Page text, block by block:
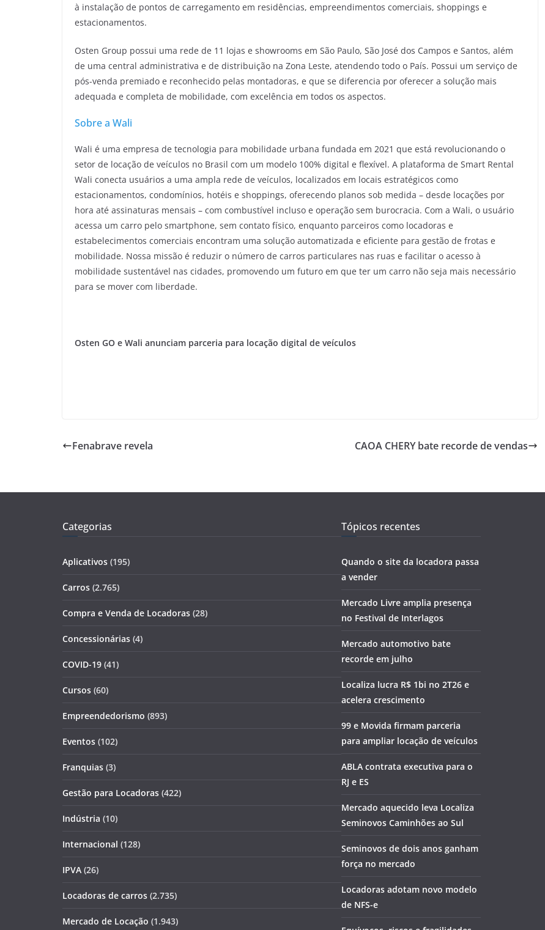
à instalação de pontos de carregamento em residências, empreendimentos comerciais, shoppings e
estacionamentos.
Osten Group possui uma rede de 11 lojas e showrooms em São Paulo, São José dos Campos e Santos, além
de uma central administrativa e de distribuição na Zona Leste, atendendo todo o País. Possui um serviço de
pós-venda premiado e reconhecido pelas montadoras, e que se diferencia por oferecer a solução mais
adequada e completa de mobilidade, com excelência em todos os aspectos.
Sobre a Wali
Wali é uma empresa de tecnologia para mobilidade urbana fundada em 2021 que está revolucionando o
setor de locação de veículos no Brasil com um modelo 100% digital e flexível. A plataforma de Smart Rental
Wali conecta usuários a uma ampla rede de veículos, localizados em locais estratégicos como
estacionamentos, condomínios, hotéis e shoppings, oferecendo planos sob medida – desde locações por
hora até assinaturas mensais – com combustível incluso e operação sem burocracia. Com a Wali, o usuário
acessa um carro pelo smartphone, sem contato físico, enquanto parceiros como locadoras e
estabelecimentos comerciais encontram uma solução automatizada e eficiente para gestão de frotas e
mobilidade. Nossa missão é reduzir o número de carros particulares nas ruas e facilitar o acesso à
mobilidade sustentável nas cidades, promovendo um futuro em que ter um carro não seja mais necessário
para se mover com liberdade.
Osten GO e Wali anunciam parceria para locação digital de veículos
Fenabrave revela CAOA CHERY bate recorde de vendas
Categorias
Aplicativos (195)
Carros (2.765)
Compra e Venda de Locadoras (28)
Concessionárias (4)
COVID-19 (41)
Cursos (60)
Empreendedorismo (893)
Eventos (102)
Franquias (3)
Gestão para Locadoras (422)
Indústria (10)
Internacional (128)
IPVA (26)
Locadoras de carros (2.735)
Mercado de Locação (1.943)
Tópicos recentes
Quando o site da locadora passa
a vender
Mercado Livre amplia presença
no Festival de Interlagos
Mercado automotivo bate
recorde em julho
Localiza lucra R$ 1bi no 2T26 e
acelera crescimento
99 e Movida firmam parceria
para ampliar locação de veículos
ABLA contrata executiva para o
RJ e ES
Mercado aquecido leva Localiza
Seminovos Caminhões ao Sul
Seminovos de dois anos ganham
força no mercado
Locadoras adotam novo modelo
de NFS-e